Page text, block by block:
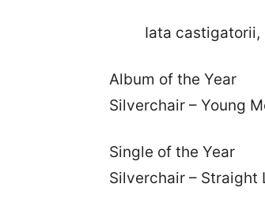
Iata castigatorii,
Album of the Year
Silverchair – Young
Single of the Year
Silverchair – Straight